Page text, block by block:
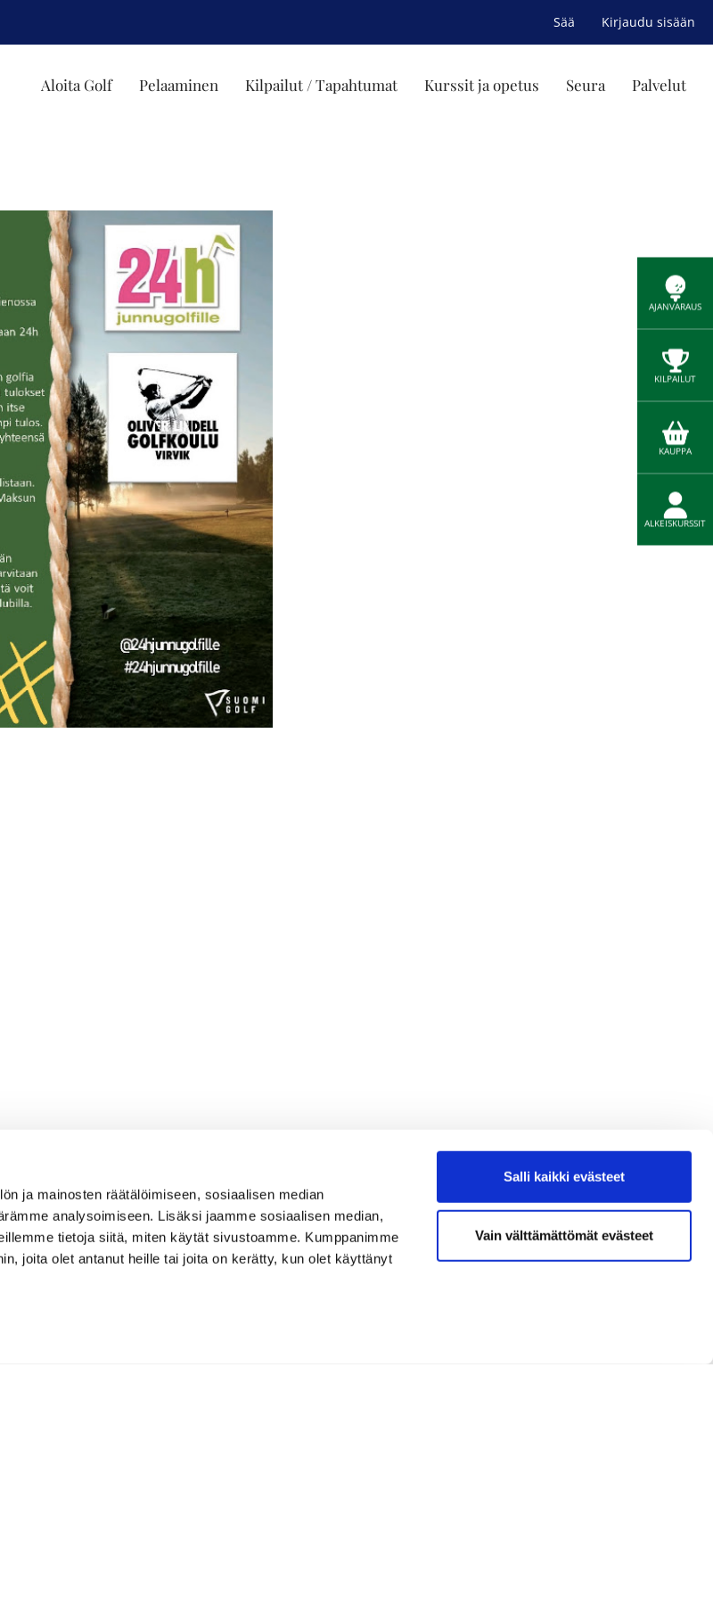
ja mainosten räätälöimiseen, sosiaalisen median
analysoimiseen. Lisäksi jaamme sosiaalisen median,
tietoja siitä, miten käytät sivustoamme. Kumppanimme
joita olet antanut heille tai joita on kerätty, kun olet käyttänyt
Salli kaikki evästeet
Vain välttämättömät evästeet
Sää Kirjaudu sisään
Aloita Golf Pelaaminen Kilpailut / Tapahtumat Kurssit ja opetus Seura Palvelut
AJANVARAUS
KILPAILUT
KAUPPA
ALKEISKURSSIT